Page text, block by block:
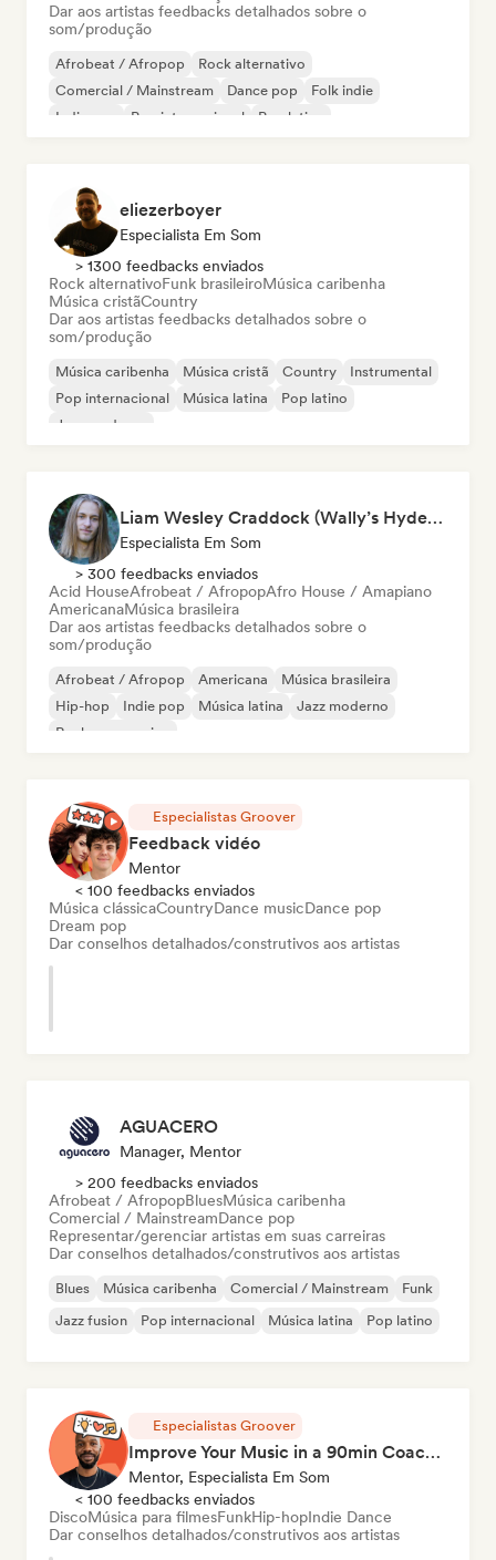
Dar aos artistas feedbacks detalhados sobre o
som/produção
Afrobeat / Afropop
Rock alternativo
Comercial / Mainstream
Dance pop
Folk indie
Indie pop
Pop internacional Pop latino
eliezerboyer
Especialista Em Som
> 1300 feedbacks enviados
Rock alternativoFunk brasileiroMúsica caribenha
Música cristãCountry
Dar aos artistas feedbacks detalhados sobre o
som/produção
Música caribenha Música cristã Country
Instrumental
Pop internacional
Música latina
Pop latino
Jazz moderno
Liam Wesley Craddock (Wally’s HydeOut @ Hyde Street Studios)
Especialista Em Som
> 300 feedbacks enviados
Acid HouseAfrobeat / AfropopAfro House / Amapiano
AmericanaMúsica brasileira
Dar aos artistas feedbacks detalhados sobre o
som/produção
Afrobeat / Afropop Americana
Música brasileira
Hip-hop
Indie pop Música latina
Jazz moderno
Rock progressivo
Especialistas Groover
Feedback vidéo
Mentor
< 100 feedbacks enviados
Música clássicaCountryDance musicDance pop
Dream pop
Dar conselhos detalhados/construtivos aos artistas
AGUACERO
Manager, Mentor
> 200 feedbacks enviados
Afrobeat / AfropopBluesMúsica caribenha
Comercial / MainstreamDance pop
Representar/gerenciar artistas em suas carreiras
Dar conselhos detalhados/construtivos aos artistas
Blues Música caribenha Comercial / Mainstream
Funk
Jazz fusion
Pop internacional Música latina Pop latino
Especialistas Groover
Improve Your Music in a 90min Coaching Session
Mentor, Especialista Em Som
< 100 feedbacks enviados
DiscoMúsica para filmesFunkHip-hopIndie Dance
Dar conselhos detalhados/construtivos aos artistas